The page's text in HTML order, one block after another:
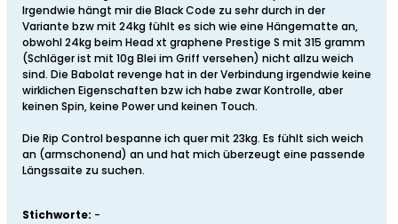
Irgendwie hängt mir die Black Code zu sehr durch in der
Variante bzw mit 24kg fühlt es sich wie eine Hängematte an,
obwohl 24kg beim Head xt graphene Prestige S mit 315 gramm
(Schläger ist mit 10g Blei im Griff versehen) nicht allzu weich
sind. Die Babolat revenge hat in der Verbindung irgendwie keine
wirklichen Eigenschaften bzw ich habe zwar Kontrolle, aber
keinen Spin, keine Power und keinen Touch.
Die Rip Control bespanne ich quer mit 23kg. Es fühlt sich weich
an (armschonend) an und hat mich überzeugt eine passende
Längssaite zu suchen.
Stichworte: -